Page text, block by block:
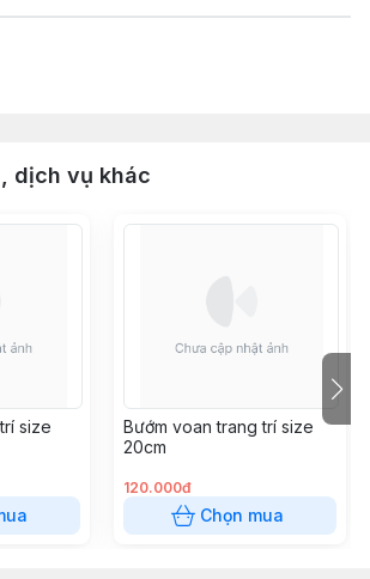
dịch vụ khác
size
Bướm voan trang trí size
20cm
120.000đ
Chọn mua